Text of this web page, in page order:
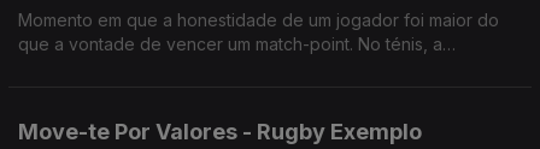
Momento em que a honestidade de um jogador foi maior do
que a vontade de vencer um match-point. No ténis, a
Move-te Por Valores - Rugby Exemplo